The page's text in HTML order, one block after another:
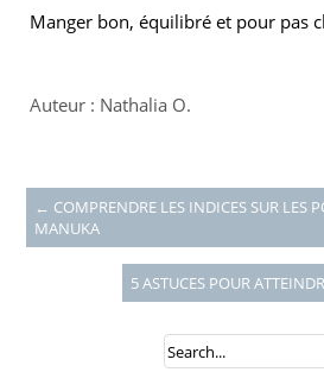
Manger bon, équilibré et pour pas
Auteur : Nathalia O.
← COMPRENDRE LES INDICES SUR LES
MANUKA
5 ASTUCES POUR